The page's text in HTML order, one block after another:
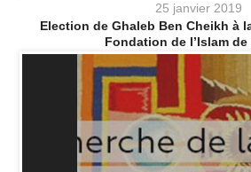
25 janvier 2019
Election de Ghaleb Ben Cheikh à
Fondation de l’Islam de